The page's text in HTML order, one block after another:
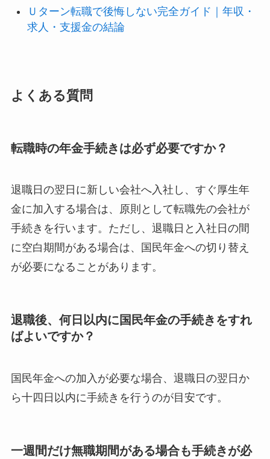
Ｕターン転職で後悔しない完全ガイド｜年収・
求人・支援金の結論
よくある質問
転職時の年金手続きは必ず必要ですか？
退職日の翌日に新しい会社へ入社し、すぐ厚生年
金に加入する場合は、原則として転職先の会社が
手続きを行います。ただし、退職日と入社日の間
に空白期間がある場合は、国民年金への切り替え
が必要になることがあります。
退職後、何日以内に国民年金の手続きをすれ
ばよいですか？
国民年金への加入が必要な場合、退職日の翌日か
ら十四日以内に手続きを行うのが目安です。
一週間だけ無職期間がある場合も手続きが必